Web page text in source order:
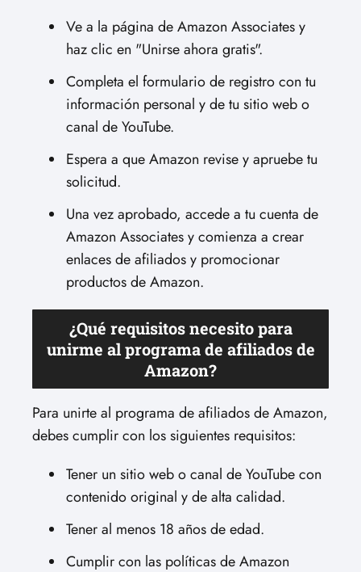
Ve a la página de Amazon Associates y
haz clic en "Unirse ahora gratis".
Completa el formulario de registro con tu
información personal y de tu sitio web o
canal de YouTube.
Espera a que Amazon revise y apruebe tu
solicitud.
Una vez aprobado, accede a tu cuenta de
Amazon Associates y comienza a crear
enlaces de afiliados y promocionar
productos de Amazon.
¿Qué requisitos necesito para
unirme al programa de afiliados de
Amazon?
Para unirte al programa de afiliados de Amazon,
debes cumplir con los siguientes requisitos:
Tener un sitio web o canal de YouTube con
contenido original y de alta calidad.
Tener al menos 18 años de edad.
Cumplir con las políticas de Amazon